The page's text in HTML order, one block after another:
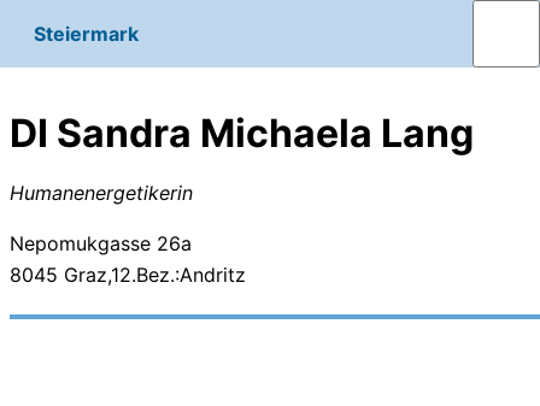
Steiermark
DI Sandra Michaela Lang
Humanenergetikerin
Nepomukgasse 26a
8045 Graz,12.Bez.:Andritz